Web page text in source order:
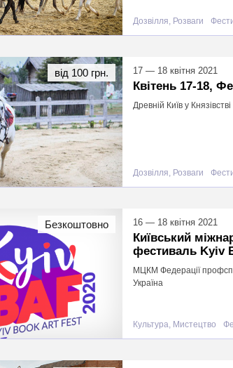
Дозвілля, Розваги
17 — 18 квітня 2021
Квітень 17-18,
Древній Київ у
Дозвілля, Розваги
від 100 грн.
16 — 18 квітня 2021
Київський
фестиваль Kyiv
МЦКМ Федерації
Україна
Культура, Мистецтво
Безкоштовно